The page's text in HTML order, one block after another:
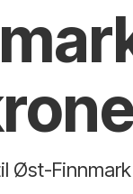
Øst-